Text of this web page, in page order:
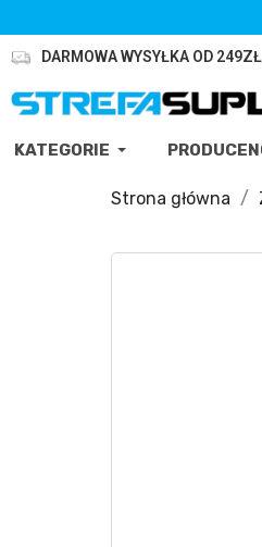
DARMOWA WYSYŁKA OD 249ZŁ
KATEGORIE
Strona główna